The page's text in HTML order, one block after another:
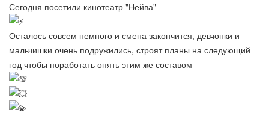
Сегодня посетили кинотеатр "Нейва"
Осталось совсем немного и смена закончится, девчонки и
мальчишки очень подружились, строят планы на следующий
год чтобы поработать опять этим же составом